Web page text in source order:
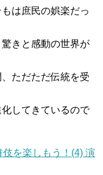
は庶民の娯楽だっ
きと感動の世界が
ただただ伝統を受
してきているので
伎を楽しもう！(4) 演